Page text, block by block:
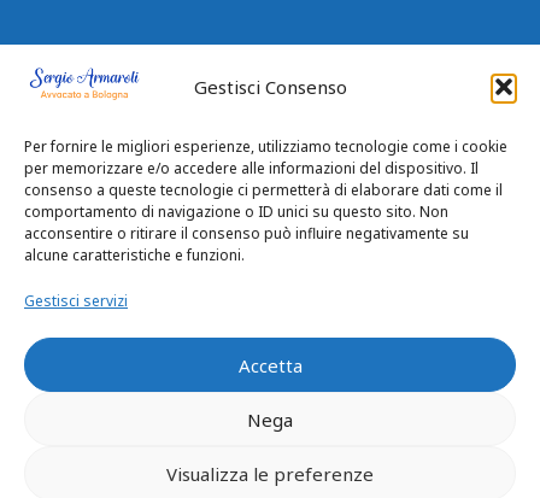
Gestisci Consenso
Per fornire le migliori esperienze, utilizziamo tecnologie come i cookie
per memorizzare e/o accedere alle informazioni del dispositivo. Il
consenso a queste tecnologie ci permetterà di elaborare dati come il
comportamento di navigazione o ID unici su questo sito. Non
acconsentire o ritirare il consenso può influire negativamente su
alcune caratteristiche e funzioni.
Gestisci servizi
Accetta
Nega
Visualizza le preferenze